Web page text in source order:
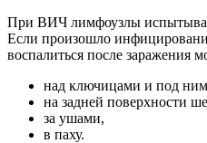
При ВИЧ лимфоузлы
Если произошло
воспалиться после заражения
над ключицами и под
на задней поверхности
за ушами,
в паху.